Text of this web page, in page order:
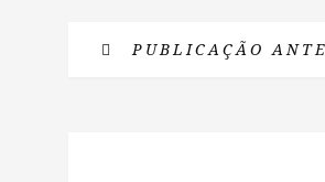
PUBLICAÇÃO